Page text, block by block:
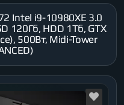
Intel i9-10980XE 3.0
120Гб, HDD 1Тб, GTX
500Вт, Midi-Tower